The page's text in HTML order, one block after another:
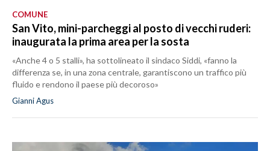
COMUNE
San Vito, mini-parcheggi al posto di vecchi ruderi:
inaugurata la prima area per la sosta
«Anche 4 o 5 stalli», ha sottolineato il sindaco Siddi, «fanno la
differenza se, in una zona centrale, garantiscono un traffico più
fluido e rendono il paese più decoroso»
Gianni Agus